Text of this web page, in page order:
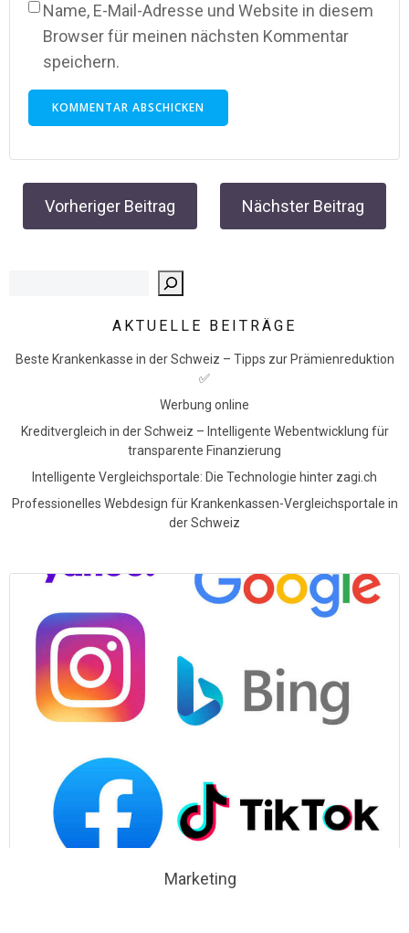
Name, E-Mail-Adresse und Website in diesem
Browser für meinen nächsten Kommentar
speichern.
Post
navigation
Vorheriger Beitrag
Post
navigation
Nächster Beitrag
AKTUELLE BEITRÄGE
Beste Krankenkasse in der Schweiz – Tipps zur Prämienreduktion
✅
Werbung online
Kreditvergleich in der Schweiz – Intelligente Webentwicklung für
transparente Finanzierung
Intelligente Vergleichsportale: Die Technologie hinter zagi.ch
Professionelles Webdesign für Krankenkassen-Vergleichsportale in
der Schweiz
Marketing